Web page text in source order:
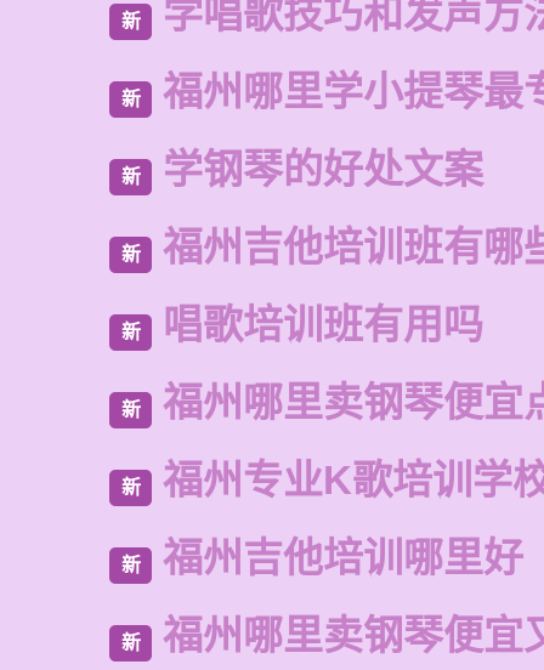
新 学唱歌技巧和发声方
新 福州哪里学小提琴最
新 学钢琴的好处文案
新 福州吉他培训班有哪
新 唱歌培训班有用吗
新 福州哪里卖钢琴便宜
新 福州专业K歌培训学
新 福州吉他培训哪里好
新 福州哪里卖钢琴便宜